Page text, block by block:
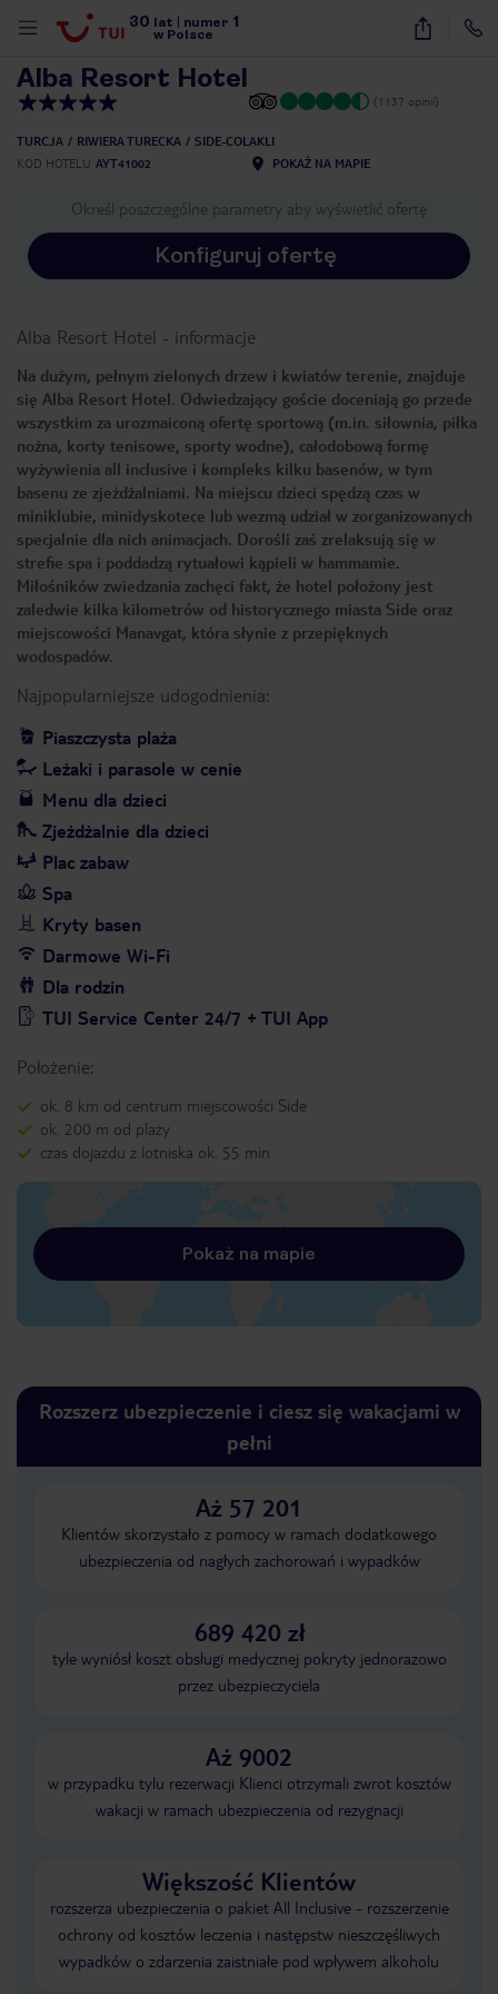
30 lat numer 1
w Polsce
31
Alba Resort Hotel
(1137 opinii)
TURCJA RIWIERA TURECKA
SIDE-COLAKLI
KOD HOTELU AYT41002 POKAŻ NA MAPIE
Określ poszczególne parametry aby wyświetlić ofertę
Konfiguruj ofertę
Alba Resort Hotel - informacje
Na dużym, pełnym zielonych drzew i kwiatów terenie, znajduje
się Alba Resort Hotel. Odwiedzający goście doceniają go przede
wszystkim za urozmaiconą ofertę sportową (m.in. siłownia, piłka
nożna, korty tenisowe, sporty wodne), całodobową formę
wyżywienia all inclusive i kompleks kilku basenów, w tym
basenu ze zjeżdżalniami. Na miejscu dzieci spędzą czas w
miniklubie, minidyskotece lub wezmą udział w zorganizowanych
specjalnie dla nich animacjach. Dorośli zaś zrelaksują się w
strefie spa i poddadzą rytuałowi kąpieli w hammamie.
Miłośników zwiedzania zachęci fakt, że hotel położony jest
zaledwie kilka kilometrów od historycznego miasta Side oraz
miejscowości Manavgat, która słynie z przepięknych
wodospadów.
Najpopularniejsze udogodnienia:
Piaszczysta plaża
Leżaki i parasole w cenie
Menu dla dzieci
Zjeżdżalnie dla dzieci
Plac zabaw
Spa
Kryty basen
Darmowe Wi-Fi
Dla rodzin
TUI Service Center 24/7 + TUI App
Położenie:
ok. 8 km od centrum miejscowości Side
ok. 200 m od plaży
czas dojazdu z lotniska ok. 55 min
Pokaż na mapie
Rozszerz ubezpieczenie i ciesz się wakacjami w
pełni
Aż 57 201
Klientów skorzystało z pomocy w ramach dodatkowego
ubezpieczenia od nagłych zachorowań i wypadków
689 420 zł
tyle wyniósł koszt obsługi medycznej pokryty jednorazowo
przez ubezpieczyciela
Aż 9002
w przypadku tylu rezerwacji Klienci otrzymali zwrot kosztów
wakacji w ramach ubezpieczenia od rezygnacji
Większość Klientów
rozszerza ubezpieczenia o pakiet All Inclusive - rozszerzenie
ochrony od kosztów leczenia i następstw nieszczęśliwych
wypadków o zdarzenia zaistniałe pod wpływem alkoholu